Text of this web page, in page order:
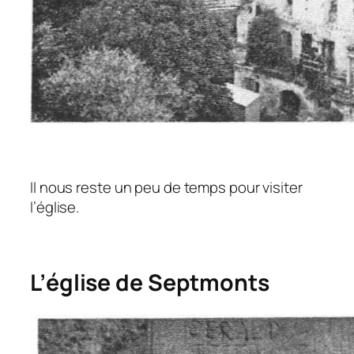
Il nous reste un peu de temps pour visiter
l’église.
L’église de Septmonts